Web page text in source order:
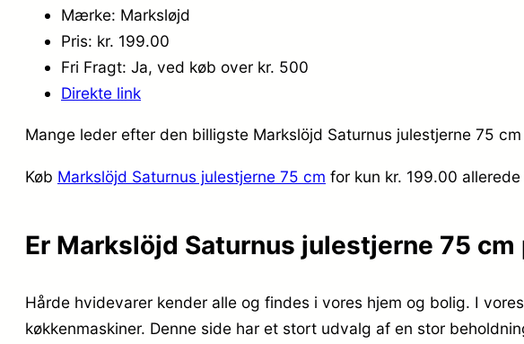
Mærke: Marksløjd
Pris: kr. 199.00
Fri Fragt: Ja, ved køb over kr. 500
Direkte link
Mange leder efter den billigste Markslöjd Saturnus julestjerne 75
Køb Markslöjd Saturnus julestjerne 75 cm for kun kr. 199.00
Er Markslöjd Saturnus julestjerne 75 cm
Hårde hvidevarer kender alle og findes i vores hjem og bolig. I
køkkenmaskiner. Denne side har et stort udvalg af en stor